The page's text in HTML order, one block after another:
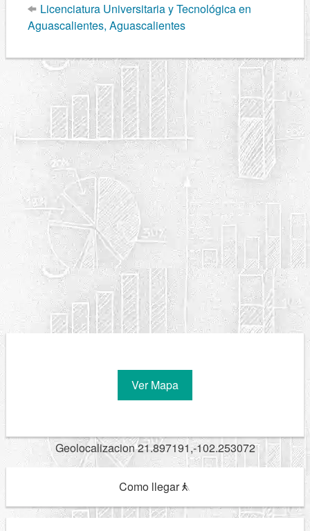
Licenciatura Universitaria y Tecnológica en
Aguascalientes, Aguascalientes
Ver Mapa
Geolocalizacion 21.897191,-102.253072
Como llegar